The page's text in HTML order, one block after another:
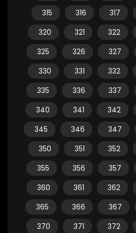
315
316 317
320
321 322
325
326 327
330
331 332
335
336 337
340
341 342
345
346 347
350
351 352
355
356 357
360
361 362
365
366 367
370
371 372